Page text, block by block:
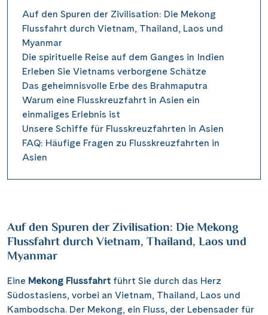
Auf den Spuren der Zivilisation: Die Mekong
Flussfahrt durch Vietnam, Thailand, Laos und
Myanmar
Die spirituelle Reise auf dem Ganges in Indien
Erleben Sie Vietnams verborgene Schätze
Das geheimnisvolle Erbe des Brahmaputra
Warum eine Flusskreuzfahrt in Asien ein
einmaliges Erlebnis ist
Unsere Schiffe für Flusskreuzfahrten in Asien
FAQ: Häufige Fragen zu Flusskreuzfahrten in
Asien
Auf den Spuren der Zivilisation: Die Mekong
Flussfahrt durch Vietnam, Thailand, Laos und
Myanmar
Eine Mekong Flussfahrt führt Sie durch das Herz
Südostasiens, vorbei an Vietnam, Thailand, Laos und
Kambodscha. Der Mekong, ein Fluss, der Lebensader für